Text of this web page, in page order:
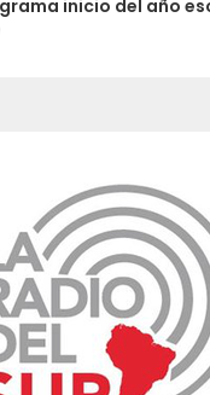
inicio del año